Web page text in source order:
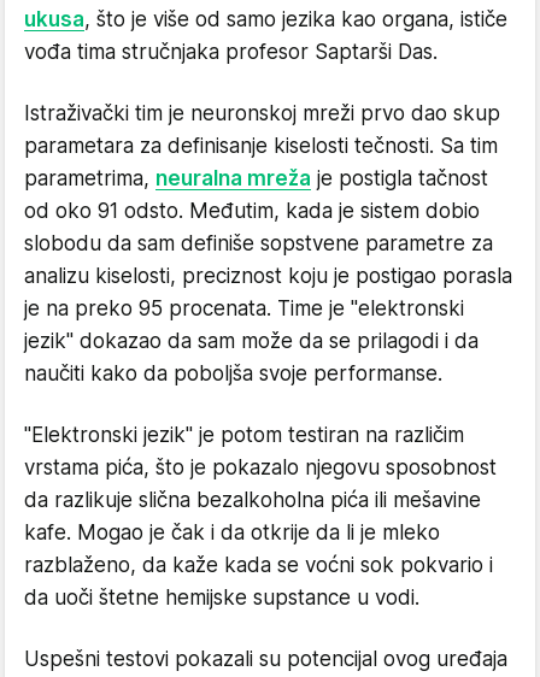
ukusa, što je više od samo jezika kao organa, ističe
vođa tima stručnjaka profesor Saptarši Das.
Istraživački tim je neuronskoj mreži prvo dao skup
parametara za definisanje kiselosti tečnosti. Sa tim
parametrima, neuralna mreža je postigla tačnost
od oko 91 odsto. Međutim, kada je sistem dobio
slobodu da sam definiše sopstvene parametre za
analizu kiselosti, preciznost koju je postigao porasla
je na preko 95 procenata. Time je "elektronski
jezik" dokazao da sam može da se prilagodi i da
naučiti kako da poboljša svoje performanse.
"Elektronski jezik" je potom testiran na različim
vrstama pića, što je pokazalo njegovu sposobnost
da razlikuje slična bezalkoholna pića ili mešavine
kafe. Mogao je čak i da otkrije da li je mleko
razblaženo, da kaže kada se voćni sok pokvario i
da uoči štetne hemijske supstance u vodi.
Uspešni testovi pokazali su potencijal ovog uređaja